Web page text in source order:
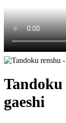
Tandoku
gaeshi